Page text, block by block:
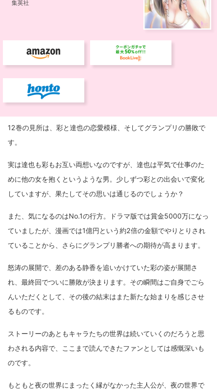
12巻の見所は、彩と達也の恋愛模様、そしてグランプリの勝敗で
す。
実は達也も彩もお互い両想いなのですが、達也は平気で仕事のた
めに他の女を抱くというような男。少しずつ彩との出会いで変化
していますが、果たしてその思いは通じるのでしょうか？
また、気になるのはNo.1の行方。ドラマ版では賞金5000万になっ
ていましたが、漫画では1億円という約2倍の金額でやりとりされ
ていることから、さらにグランプリ勝者への期待が高まります。
怒涛の展開で、差のある静香を追いかけていた彩の姿が展開さ
れ、最終回でついに勝敗が決まります。その瞬間はご自身でごら
んいただくとして、その後の結末はまた新たな始まりを感じさせ
るものです。
ストーリーのあともキャラたちの世界は続いていくのだろうと思
わされる内容で、ここまで読んできたファンとしては感慨深いも
のです。
もともと夜の世界にまったく縁がなかった主人公が、夜の世界で